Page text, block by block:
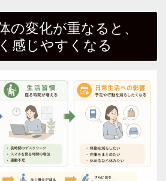
の変化が重なると、
感じやすくなる